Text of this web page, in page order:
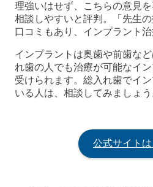
理強いはせず、こちらの意見を
相談しやすいと評判。「先生
口コミもあり、インプラント
インプラントは奥歯や前歯な
れ歯の人でも治療が可能なイ
受けられます。総入れ歯でイ
いる人は、相談してみましょう
公式サイト